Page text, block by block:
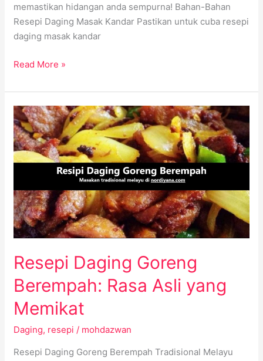
memastikan hidangan anda sempurna! Bahan-Bahan
Resepi Daging Masak Kandar Pastikan untuk cuba resepi
daging masak kandar
Read More »
Resepi Daging Goreng
Berempah: Rasa Asli yang
Memikat
Daging, resepi / mohdazwan
Resepi Daging Goreng Berempah Tradisional Melayu
Resepi
Daging
Goreng
Berempah:
yang
Memikat